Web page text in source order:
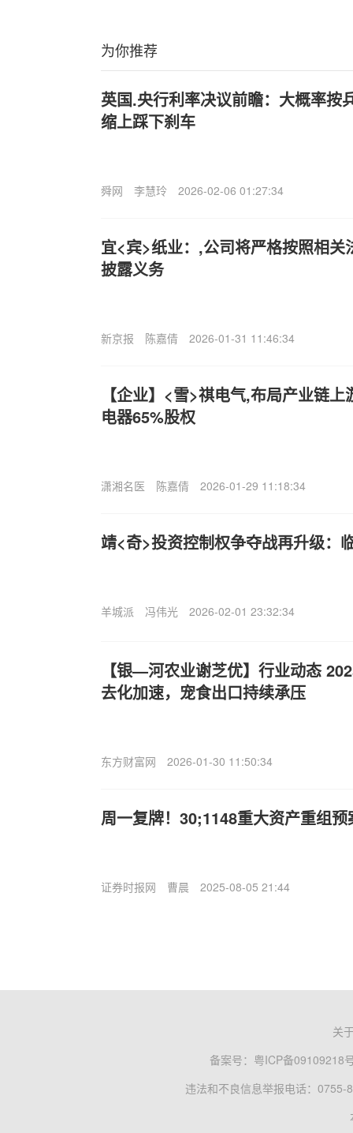
为你推荐
英国.央行利率决议前瞻：大概率按
缩上踩下刹车
舜网 李慧玲 2026-02-06 01:27:34
宜<宾>纸业：,公司将严格按照相关
披露义务
新京报 陈嘉倩 2026-01-31 11:46:34
【企业】<雪>祺电气,布局产业链
电器65%股权
潇湘名医 陈嘉倩 2026-01-29 11:18:34
靖<奇>投资控制权争夺战再升级：
羊城派 冯伟光 2026-02-01 23:32:34
【银—河农业谢芝优】行业动态
去化加速，宠食出口持续承压
东方财富网 2026-01-30 11:50:34
周一复牌！30;1148重大资产重组预
证券时报网 曹晨 2025-08-05 21:44
关
备案号： 粤ICP备09109218
违法和不良信息举报电话：0755-